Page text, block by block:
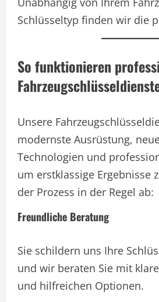
Schlüsseltyp finden wir die
So funktionieren
Unsere
modernste Ausrüstung,
Technologien und
um erstklassige Ergebnisse
der Prozess in der Regel ab:
Freundliche Beratung
Sie schildern uns Ihre
und wir beraten Sie mit
und hilfreichen Optionen.